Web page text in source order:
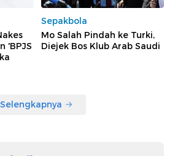
'BPJS
Sepakbola
Mo Salah Pindah ke Turki,
Diejek Bos Klub Arab Saudi
Selengkapnya